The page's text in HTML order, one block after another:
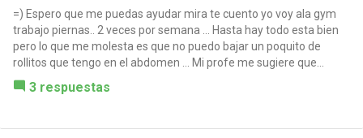
=) Espero que me puedas ayudar mira te cuento yo voy ala gym
trabajo piernas.. 2 veces por semana ... Hasta hay todo esta bien
pero lo que me molesta es que no puedo bajar un poquito de
rollitos que tengo en el abdomen ... Mi profe me sugiere que...
3 respuestas